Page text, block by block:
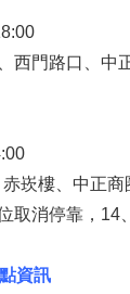
西門路口、中
崁樓、中正
取消停靠，14
資訊